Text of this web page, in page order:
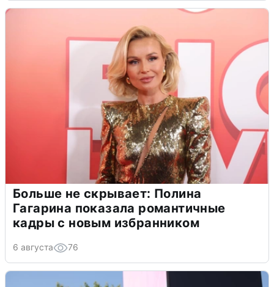
Больше не скрывает: Полина
Гагарина показала романтичные
кадры с новым избранником
6 августа 76